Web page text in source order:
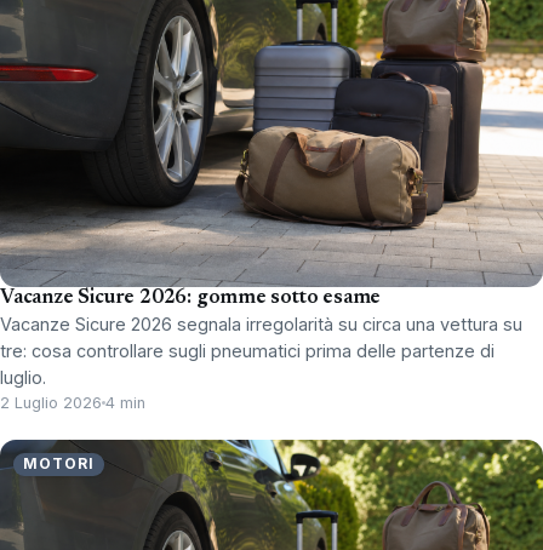
Vacanze Sicure 2026: gomme sotto esame
Vacanze Sicure 2026 segnala irregolarità su circa una vettura su
tre: cosa controllare sugli pneumatici prima delle partenze di
luglio.
2 Luglio 2026 4 min
MOTORI